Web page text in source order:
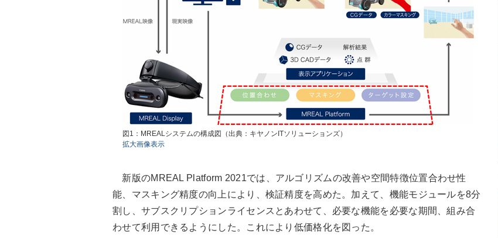
図1：MREALシステムの構成図（出典：キヤノンITソリューションズ）
拡大画像表示
新版のMREAL Platform 2021では、アルゴリズムの改善や空間特徴位置合わせ性
能、マスキング精度の向上により、検証精度を高めた。加えて、機能モジュールを8分
割し、サブスクリプションライセンスとあわせて、必要な機能を必要な期間、組み合
わせて利用できるようにした。これにより低価格化を図った。